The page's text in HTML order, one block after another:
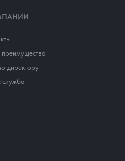
директору
служба